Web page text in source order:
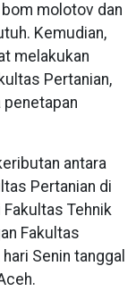
molotov dan
Kemudian,
melakukan
Pertanian,
penetapan
antara
Pertanian di
Tehnik
Fakultas
Senin tanggal